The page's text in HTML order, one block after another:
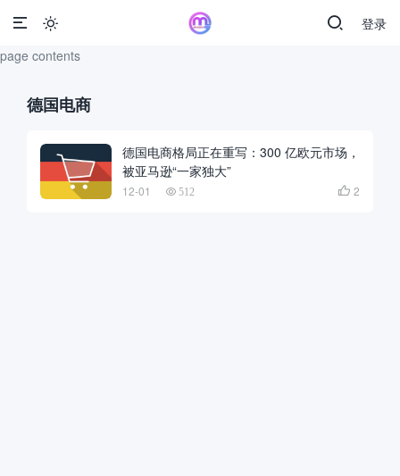
page contents
登录

德国电商
德国电商格局正在重写：300 亿欧元市场，
被亚马逊“一家独大”
12-01 512  2